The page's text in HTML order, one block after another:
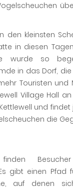
den kleinsten
in diesen
wurde so
in das Dorf,
Touristen
Village Hall
und
die
gibt einen Pfad
auf denen